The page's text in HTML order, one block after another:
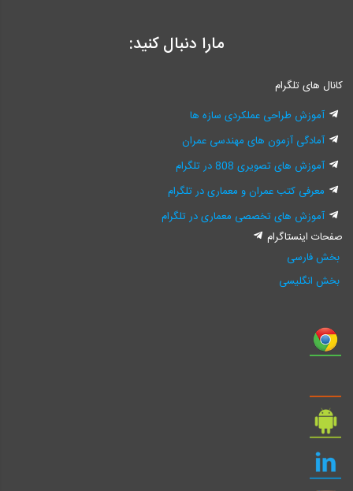
مارا دنبال کنید:
کانال های تلگرام
آموزش طراحی عملکردی سازه ها
آمادگی آزمون های مهندسی عمران
آموزش های تصویری 808 در تلگرام
معرفی کتب عمران و معماری در تلگرام
آموزش های تخصصی معماری در تلگرام
صفحات اینستاگرام
بخش فارسی
بخش انگلیسی